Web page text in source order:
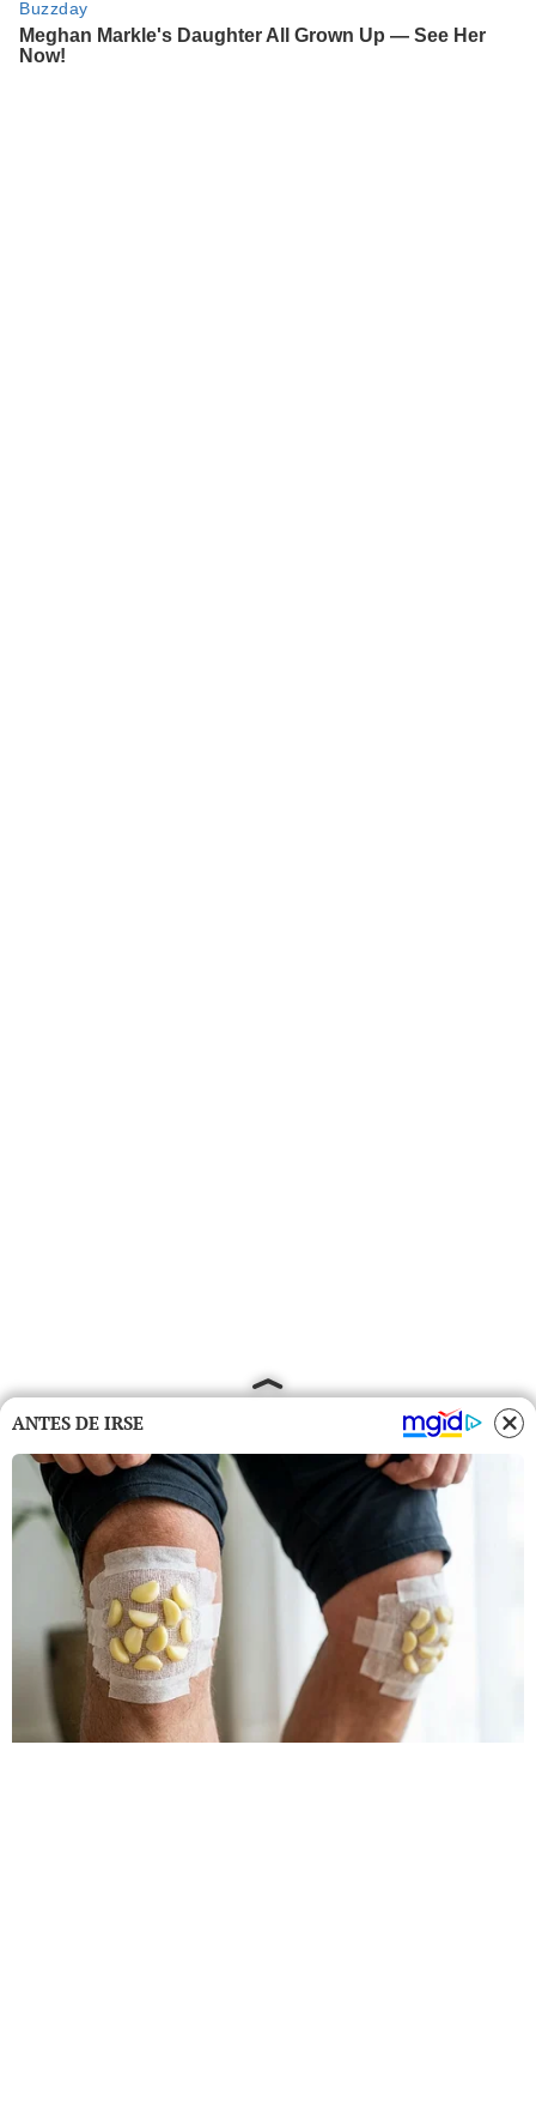
ANTES DE IRSE